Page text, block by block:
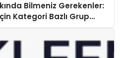
Bilmeniz Gerekenler:
Kategori Bazlı Grup